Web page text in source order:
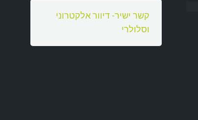
‏קשר ישיר- דיוור אלקטרוני
וסלולרי‏